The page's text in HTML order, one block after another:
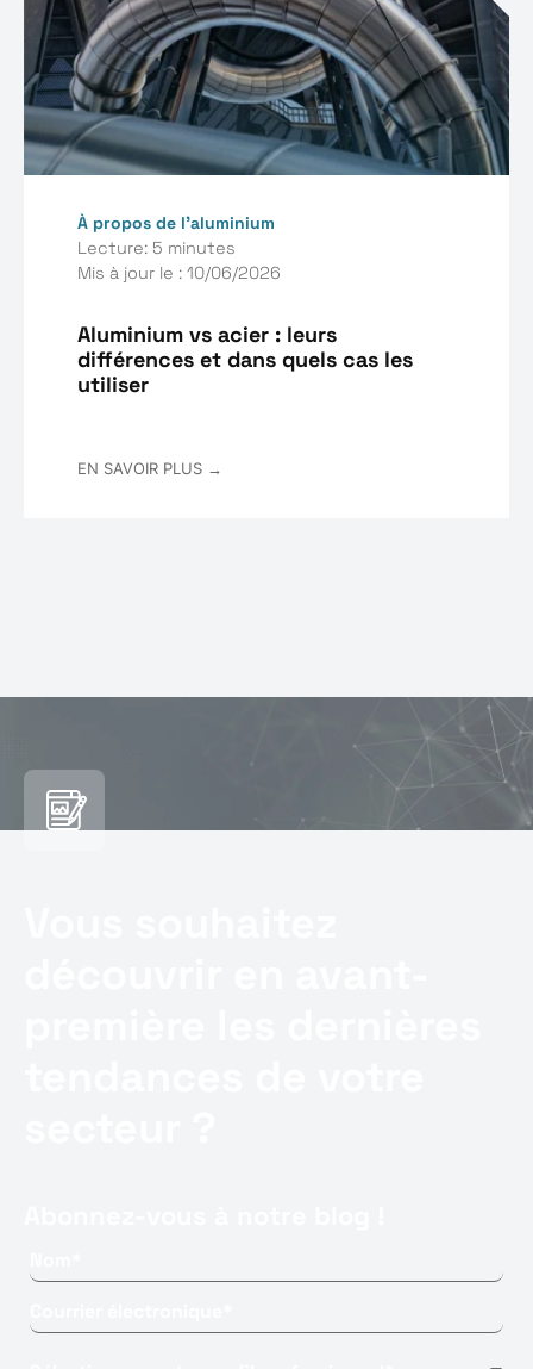
À propos de l’aluminium
Lecture: 5 minutes
Mis à jour le : 10/06/2026
Aluminium vs acier : leurs
différences et dans quels cas les
utiliser
EN SAVOIR PLUS →